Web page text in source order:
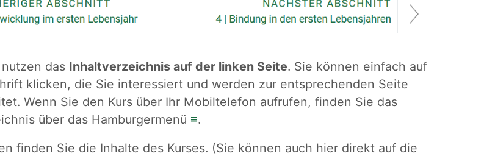
das Inhaltverzeichnis auf der linken Seite. Sie können einfach auf
klicken, die Sie interessiert und werden zur entsprechenden Seite
Wenn Sie den Kurs über Ihr Mobiltelefon aufrufen, finden Sie das
über das Hamburgermenü ≡.
finden Sie die Inhalte des Kurses. (Sie können auch hier direkt auf die